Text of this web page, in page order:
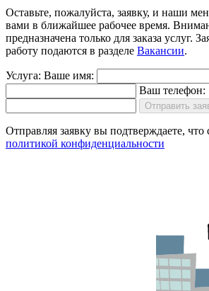
Оставьте, пожалуйста, заявку, и наши
вами в ближайшее рабочее время.
предназначена только для заказа услуг.
работу подаются в разделе Вакансии.
Услуга: Ваше имя:
Ваш телефон:
Отправить
Отправляя заявку вы подтверждаете,
политикой конфиденциальности